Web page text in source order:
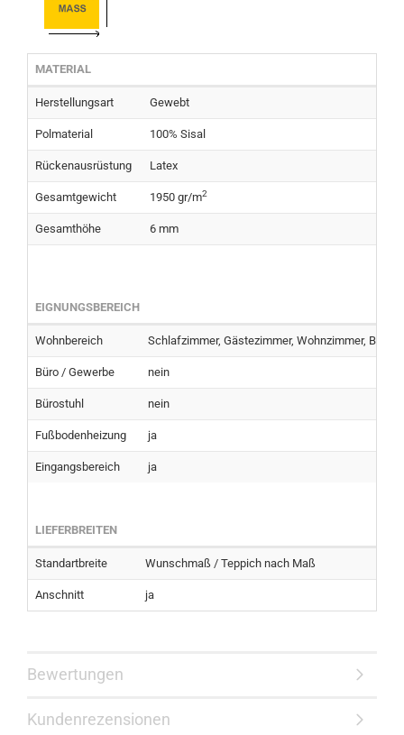
MATERIAL
Herstellungsart Gewebt
Polmaterial 100% Sisal
Rückenausrüstung Latex
Gesamtgewicht 1950 gr/m2
Gesamthöhe 6 mm
EIGNUNGSBEREICH
Wohnbereich Schlafzimmer, Gästezimmer, Wohnzimmer, Büro
Büro / Gewerbe nein
Bürostuhl nein
Fußbodenheizung ja
Eingangsbereich ja
LIEFERBREITEN
Standartbreite Wunschmaß / Teppich nach Maß
Anschnitt ja
Bewertungen
Kundenrezensionen